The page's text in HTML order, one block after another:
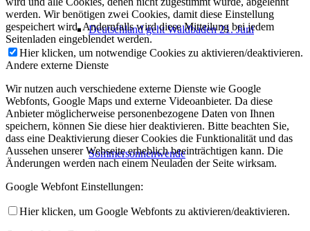
Deutschland geht Waldbaden 21. Juni
Sommersonnenwende
werden. Wir benötigen zwei Cookies, damit diese Einstellung
gespeichert wird. Andernfalls wird diese Mitteilung bei jedem
Seitenladen eingeblendet werden.
Hier klicken, um notwendige Cookies zu aktivieren/deaktivieren.
Andere externe Dienste
Wir nutzen auch verschiedene externe Dienste wie Google
Webfonts, Google Maps und externe Videoanbieter. Da diese
Anbieter möglicherweise personenbezogene Daten von Ihnen
speichern, können Sie diese hier deaktivieren. Bitte beachten Sie,
dass eine Deaktivierung dieser Cookies die Funktionalität und das
Aussehen unserer Webseite erheblich beeinträchtigen kann. Die
Änderungen werden nach einem Neuladen der Seite wirksam.
Google Webfont Einstellungen:
Hier klicken, um Google Webfonts zu aktivieren/deaktivieren.